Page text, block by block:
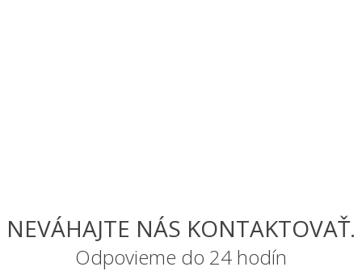
NEVÁHAJTE NÁS KONTAKTOVAŤ.
Odpovieme do 24 hodín